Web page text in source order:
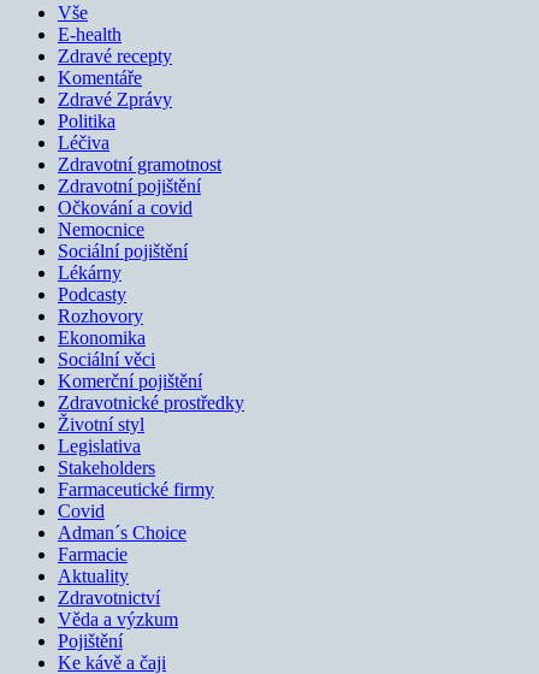
Vše
E-health
Zdravé recepty
Komentáře
Zdravé Zprávy
Politika
Léčiva
Zdravotní gramotnost
Zdravotní pojištění
Očkování a covid
Nemocnice
Sociální pojištění
Lékárny
Podcasty
Rozhovory
Ekonomika
Sociální věci
Komerční pojištění
Zdravotnické prostředky
Životní styl
Legislativa
Stakeholders
Farmaceutické firmy
Covid
Adman´s Choice
Farmacie
Aktuality
Zdravotnictví
Věda a výzkum
Pojištění
Ke kávě a čaji